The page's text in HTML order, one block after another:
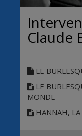
Claude
LE
LE
MONDE
HANNAH,